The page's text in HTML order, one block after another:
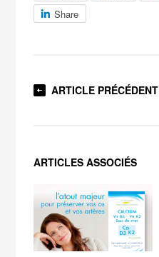
Share
ARTICLE PRÉCÉDENT
ARTICLES ASSOCIÉS